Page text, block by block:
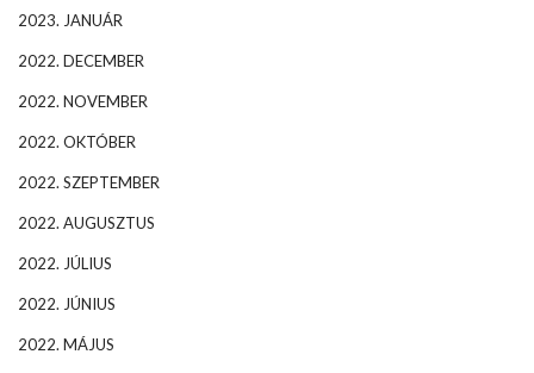
2023. JANUÁR
2022. DECEMBER
2022. NOVEMBER
2022. OKTÓBER
2022. SZEPTEMBER
2022. AUGUSZTUS
2022. JÚLIUS
2022. JÚNIUS
2022. MÁJUS